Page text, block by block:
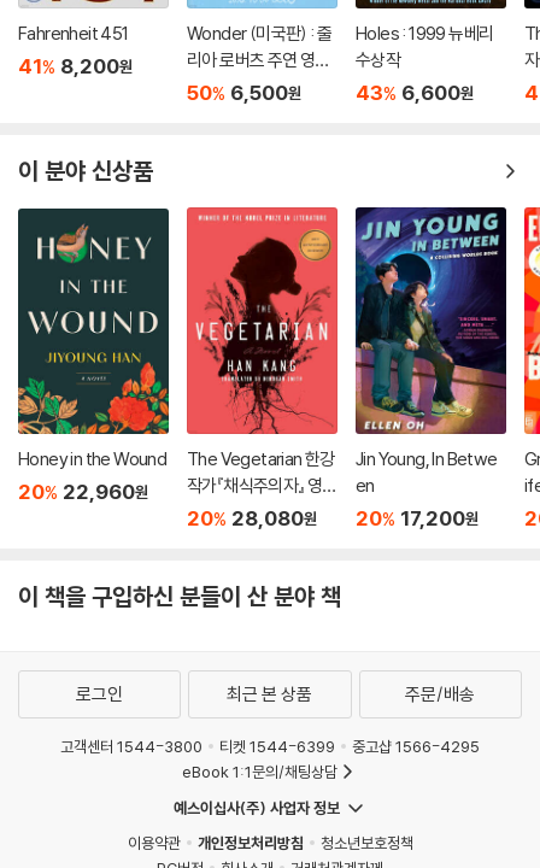
Fahrenheit 451
41% 8,200원
Wonder (미국판) : 줄
리아 로버츠 주연 영화
'원더' 원작 소설
50% 6,500원
Holes : 1999 뉴베리
수상작
43% 6,600원
자
이 분야 신상품
Honey in the Wound
20% 22,960원
The Vegetarian 한강
작가『채식주의자』 영문
판 (미국판)
20% 28,080원
Jin Young, In Betwe
en
20% 17,200원
이 책을 구입하신 분들이 산 분야 책
로그인 최근 본 상품 주문/배송
고객센터 1544-3800 티켓 1544-6399
중고샵 1566-4295
eBook 1:1문의/채팅상담
예스이십사(주) 사업자 정보
이용약관
개인정보처리방침
청소년보호정책